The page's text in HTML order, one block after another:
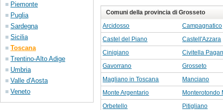
Piemonte
Puglia
Sardegna
Sicilia
Toscana
Trentino-Alto Adige
Umbria
Valle d'Aosta
Veneto
Comuni della provincia di Grosseto
Arcidosso
Campagnatico
Castel del Piano
Castell'Azzara
Cinigiano
Civitella
Gavorrano
Grosseto
Magliano in Toscana
Manciano
Monte Argentario
Monterotondo
Orbetello
Pitigliano